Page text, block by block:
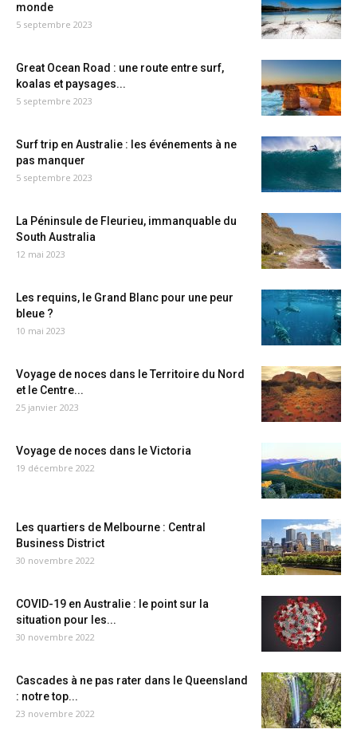
monde
5 septembre 2023
Great Ocean Road : une route entre surf,
koalas et paysages...
5 septembre 2023
Surf trip en Australie : les événements à ne
pas manquer
5 septembre 2023
La Péninsule de Fleurieu, immanquable du
South Australia
12 mai 2023
Les requins, le Grand Blanc pour une peur
bleue ?
10 mai 2023
Voyage de noces dans le Territoire du Nord
et le Centre...
25 janvier 2023
Voyage de noces dans le Victoria
19 décembre 2022
Les quartiers de Melbourne : Central
Business District
30 novembre 2022
COVID-19 en Australie : le point sur la
situation pour les...
30 novembre 2022
Cascades à ne pas rater dans le Queensland
: notre top...
23 novembre 2022